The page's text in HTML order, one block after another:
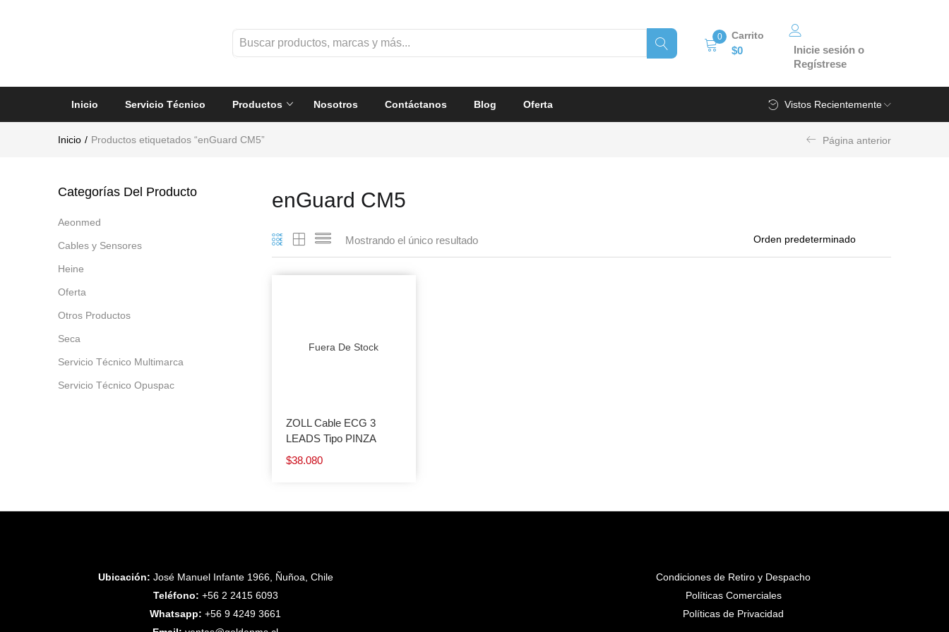
Inicie sesión o
Regístrese
0 Carrito
$0
Inicio Servicio Técnico Productos Nosotros Contáctanos Blog Oferta Vistos Recientemente
Inicio Productos etiquetados “enGuard CM5” Página anterior
enGuard CM5
Mostrando el único resultado
Fuera De Stock
ZOLL Cable ECG 3
LEADS Tipo PINZA
$38.080
Categorías Del Producto
Aeonmed
Cables y Sensores
Heine
Oferta
Otros Productos
Seca
Servicio Técnico Multimarca
Servicio Técnico Opuspac
Ubicación: José Manuel Infante 1966, Ñuñoa, Chile
Teléfono: +56 2 2415 6093
Whatsapp: +56 9 4249 3661
Condiciones de Retiro y Despacho
Políticas Comerciales
Políticas de Privacidad